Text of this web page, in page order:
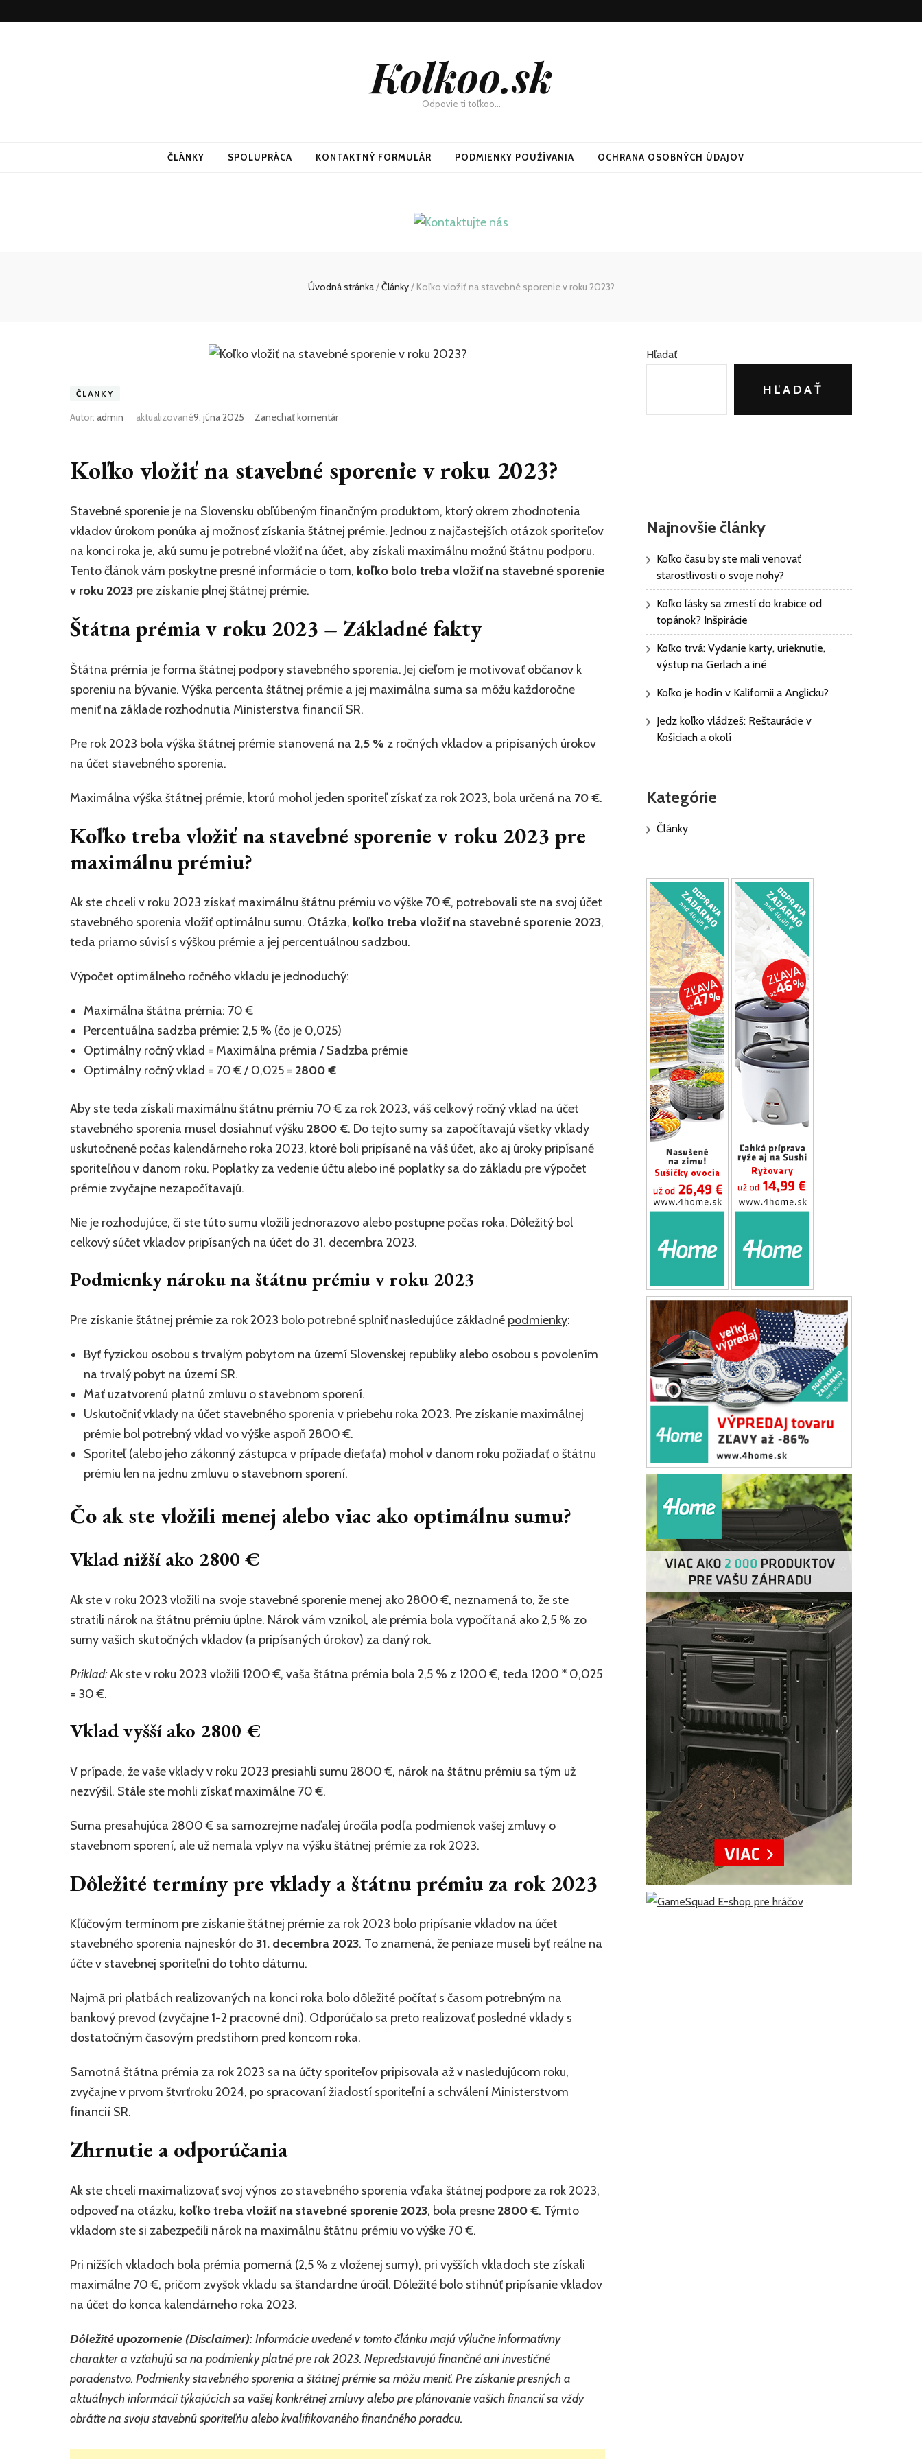
Kolkoo.sk
Odpovie ti toľkoo…
ČLÁNKY SPOLUPRÁCA KONTAKTNÝ FORMULÁR PODMIENKY POUŽÍVANIA OCHRANA OSOBNÝCH ÚDAJOV
Úvodná stránka/Články/ Koľko vložiť na stavebné sporenie v roku 2023?
ČLÁNKY
Autor: admin aktualizované9. júna 2025 Zanechať komentárk
na
stavebné
sporenie
v
roku
2023?
Koľko vložiť na stavebné sporenie v roku 2023?
Stavebné sporenie je na Slovensku obľúbeným finančným produktom, ktorý okrem zhodnotenia
vkladov úrokom ponúka aj možnosť získania štátnej prémie. Jednou z najčastejších otázok sporiteľov
na konci roka je, akú sumu je potrebné vložiť na účet, aby získali maximálnu možnú štátnu podporu.
Tento článok vám poskytne presné informácie o tom, koľko bolo treba vložiť na stavebné sporenie
v roku 2023 pre získanie plnej štátnej prémie.
Štátna prémia v roku 2023 – Základné fakty
Štátna prémia je forma štátnej podpory stavebného sporenia. Jej cieľom je motivovať občanov k
sporeniu na bývanie. Výška percenta štátnej prémie a jej maximálna suma sa môžu každoročne
meniť na základe rozhodnutia Ministerstva financií SR.
Pre rok2023 bola výška štátnej prémie stanovená na 2,5 % z ročných vkladov a pripísaných úrokov
na účet stavebného sporenia.
Maximálna výška štátnej prémie, ktorú mohol jeden sporiteľ získať za rok 2023, bola určená na 70 €.
Koľko treba vložiť na stavebné sporenie v roku 2023 pre
maximálnu prémiu?
Ak ste chceli v roku 2023 získať maximálnu štátnu prémiu vo výške 70 €, potrebovali ste na svoj účet
stavebného sporenia vložiť optimálnu sumu. Otázka, koľko treba vložiť na stavebné sporenie 2023,
teda priamo súvisí s výškou prémie a jej percentuálnou sadzbou.
Výpočet optimálneho ročného vkladu je jednoduchý:
Maximálna štátna prémia: 70 €
Percentuálna sadzba prémie: 2,5 % (čo je 0,025)
Optimálny ročný vklad = Maximálna prémia / Sadzba prémie
Optimálny ročný vklad = 70 € / 0,025 = 2800 €
Aby ste teda získali maximálnu štátnu prémiu 70 € za rok 2023, váš celkový ročný vklad na účet
stavebného sporenia musel dosiahnuť výšku 2800 €. Do tejto sumy sa započítavajú všetky vklady
uskutočnené počas kalendárneho roka 2023, ktoré boli pripísané na váš účet, ako aj úroky pripísané
sporiteľňou v danom roku. Poplatky za vedenie účtu alebo iné poplatky sa do základu pre výpočet
prémie zvyčajne nezapočítavajú.
Nie je rozhodujúce, či ste túto sumu vložili jednorazovo alebo postupne počas roka. Dôležitý bol
celkový súčet vkladov pripísaných na účet do 31. decembra 2023.
Podmienky nároku na štátnu prémiu v roku 2023
Pre získanie štátnej prémie za rok 2023 bolo potrebné splniť nasledujúce základné podmienky:
Byť fyzickou osobou s trvalým pobytom na území Slovenskej republiky alebo osobou s povolením
na trvalý pobyt na území SR.
Mať uzatvorenú platnú zmluvu o stavebnom sporení.
Uskutočniť vklady na účet stavebného sporenia v priebehu roka 2023. Pre získanie maximálnej
prémie bol potrebný vklad vo výške aspoň 2800 €.
Sporiteľ (alebo jeho zákonný zástupca v prípade dieťaťa) mohol v danom roku požiadať o štátnu
prémiu len na jednu zmluvu o stavebnom sporení.
Čo ak ste vložili menej alebo viac ako optimálnu sumu?
Vklad nižší ako 2800 €
Ak ste v roku 2023 vložili na svoje stavebné sporenie menej ako 2800 €, neznamená to, že ste
stratili nárok na štátnu prémiu úplne. Nárok vám vznikol, ale prémia bola vypočítaná ako 2,5 % zo
sumy vašich skutočných vkladov (a pripísaných úrokov) za daný rok.
Príklad:Ak ste v roku 2023 vložili 1200 €, vaša štátna prémia bola 2,5 % z 1200 €, teda 1200 * 0,025
= 30 €.
Vklad vyšší ako 2800 €
V prípade, že vaše vklady v roku 2023 presiahli sumu 2800 €, nárok na štátnu prémiu sa tým už
nezvýšil. Stále ste mohli získať maximálne 70 €.
Suma presahujúca 2800 € sa samozrejme naďalej úročila podľa podmienok vašej zmluvy o
stavebnom sporení, ale už nemala vplyv na výšku štátnej prémie za rok 2023.
Dôležité termíny pre vklady a štátnu prémiu za rok 2023
Kľúčovým termínom pre získanie štátnej prémie za rok 2023 bolo pripísanie vkladov na účet
stavebného sporenia najneskôr do31. decembra 2023. To znamená, že peniaze museli byť reálne na
účte v stavebnej sporiteľni do tohto dátumu.
Najmä pri platbách realizovaných na konci roka bolo dôležité počítať s časom potrebným na
bankový prevod (zvyčajne 1-2 pracovné dni). Odporúčalo sa preto realizovať posledné vklady s
dostatočným časovým predstihom pred koncom roka.
Samotná štátna prémia za rok 2023 sa na účty sporiteľov pripisovala až v nasledujúcom roku,
zvyčajne v prvom štvrťroku 2024, po spracovaní žiadostí sporiteľní a schválení Ministerstvom
financií SR.
Zhrnutie a odporúčania
Ak ste chceli maximalizovať svoj výnos zo stavebného sporenia vďaka štátnej podpore za rok 2023,
odpoveď na otázku, koľko treba vložiť na stavebné sporenie 2023, bola presne 2800 €. Týmto
vkladom ste si zabezpečili nárok na maximálnu štátnu prémiu vo výške 70 €.
Pri nižších vkladoch bola prémia pomerná (2,5 % z vloženej sumy), pri vyšších vkladoch ste získali
maximálne 70 €, pričom zvyšok vkladu sa štandardne úročil. Dôležité bolo stihnúť pripísanie vkladov
na účet do konca kalendárneho roka 2023.
Dôležité upozornenie (Disclaimer):Informácie uvedené v tomto článku majú výlučne informatívny
charakter a vzťahujú sa na podmienky platné pre rok 2023. Nepredstavujú finančné ani investičné
poradenstvo. Podmienky stavebného sporenia a štátnej prémie sa môžu meniť. Pre získanie presných a
aktuálnych informácií týkajúcich sa vašej konkrétnej zmluvy alebo pre plánovanie vašich financií sa vždy
obráťte na svoju stavebnú sporiteľňu alebo kvalifikovaného finančného poradcu.
Hľadať
HĽADAŤ
Najnovšie články
Koľko času by ste mali venovať
starostlivosti o svoje nohy?
Koľko lásky sa zmestí do krabice od
topánok? Inšpirácie
Koľko trvá: Vydanie karty, urieknutie,
výstup na Gerlach a iné
Koľko je hodín v Kalifornii a Anglicku?
Jedz koľko vládzeš: Reštaurácie v
Košiciach a okolí
Kategórie
Články